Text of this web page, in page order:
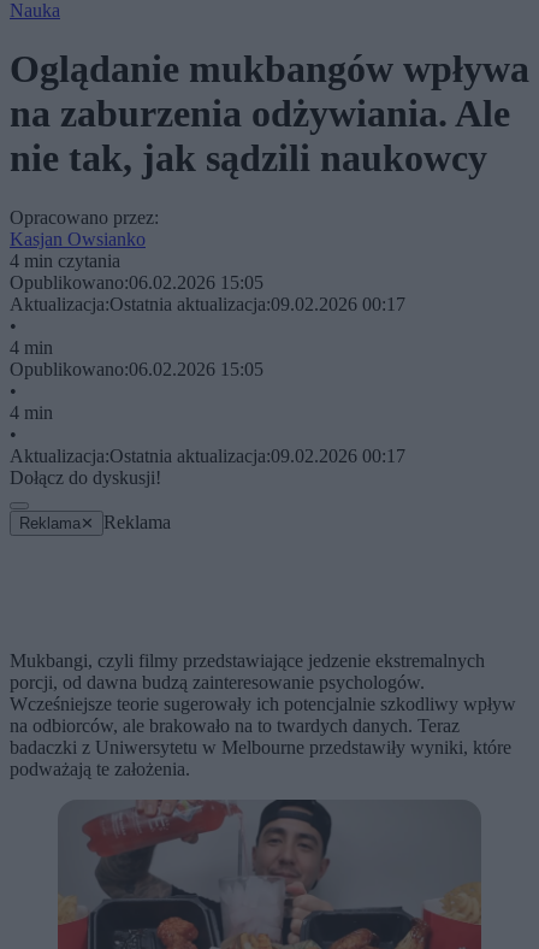
Nauka
Oglądanie mukbangów wpływa
na zaburzenia odżywiania. Ale
nie tak, jak sądzili naukowcy
Opracowano przez:
Kasjan Owsianko
4 min czytania
Opublikowano:06.02.2026 15:05
Aktualizacja:Ostatnia aktualizacja:09.02.2026 00:17
•
4 min
Opublikowano:06.02.2026 15:05
•
4 min
•
Aktualizacja:Ostatnia aktualizacja:09.02.2026 00:17
Dołącz do dyskusji!
Reklama ✕ Reklama
Mukbangi, czyli filmy przedstawiające jedzenie ekstremalnych
porcji, od dawna budzą zainteresowanie psychologów.
Wcześniejsze teorie sugerowały ich potencjalnie szkodliwy wpływ
na odbiorców, ale brakowało na to twardych danych. Teraz
badaczki z Uniwersytetu w Melbourne przedstawiły wyniki, które
podważają te założenia.